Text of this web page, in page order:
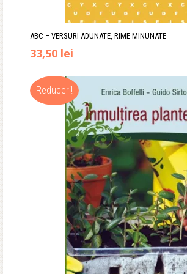
ABC – VERSURI ADUNATE, RIME MINUNATE
Prețul
inițial
a
36,90 lei.
33,50 lei
curent
este:
33,50 lei.
Reduceri!